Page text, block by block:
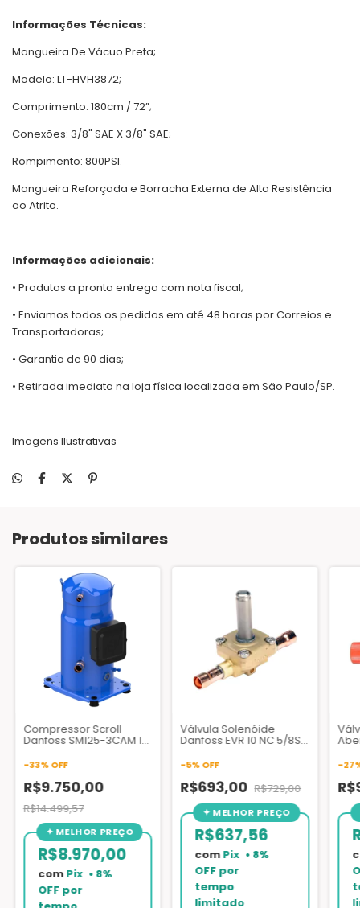
Informações Técnicas:
Mangueira De Vácuo Preta;
Modelo: LT-HVH3872;
Comprimento: 180cm / 72”;
Conexões: 3/8" SAE X 3/8" SAE;
Rompimento: 800PSI.
Mangueira Reforçada e Borracha Externa de Alta Resistência
ao Atrito.
Informações adicionais:
• Produtos a pronta entrega com nota fiscal;
• Enviamos todos os pedidos em até 48 horas por Correios e
Transportadoras;
• Garantia de 90 dias;
• Retirada imediata na loja física localizada em São Paulo/SP.
Imagens Ilustrativas
Produtos similares
Compressor Scroll
Danfoss SM125-3CAM 10
-33%OFF
R$9.750,00
R$14.499,57
R$8.970,00
com Pix
Válvula Solenóide
Danfoss EVR 10 NC 5/8S
bobina
-5%OFF
R$693,00 R$729,00
R$637,56
com Pix
-27